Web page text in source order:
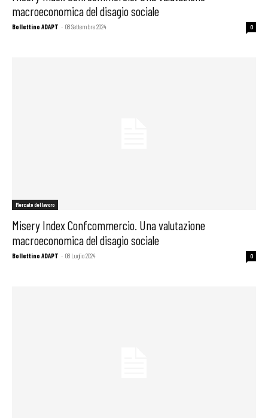
macroeconomica del disagio sociale
Bollettino ADAPT - 08 Settembre 2024 0
Mercato del lavoro
Misery Index Confcommercio. Una valutazione
macroeconomica del disagio sociale
Bollettino ADAPT - 08 Luglio 2024 0